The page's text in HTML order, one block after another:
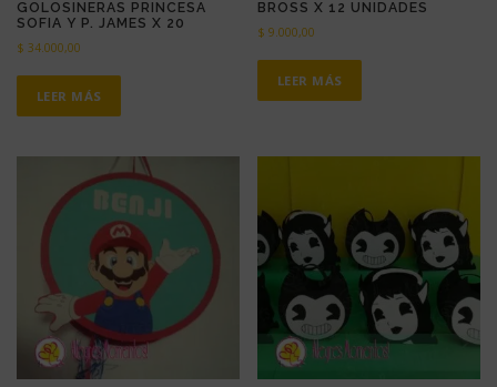
GOLOSINERAS PRINCESA
SOFIA Y P. JAMES X 20
$ 34.000,00
LEER MÁS
BROSS X 12 UNIDADES
$ 9.000,00
LEER MÁS